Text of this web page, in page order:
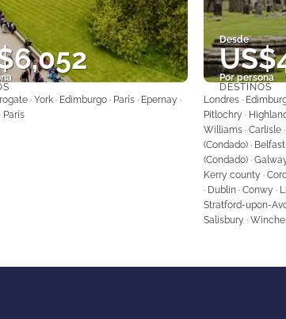
Ver
· York · Edimburgo · París · Epernay ·
París
Desde
Por persona
DESTINOS
Londres ·
Pitlochry ·
Williams · Carlisle
(Condado) ·
(Condado) ·
Kerry county ·
· Dublin · Conwy ·
Stratford-upon-
Salisbury ·